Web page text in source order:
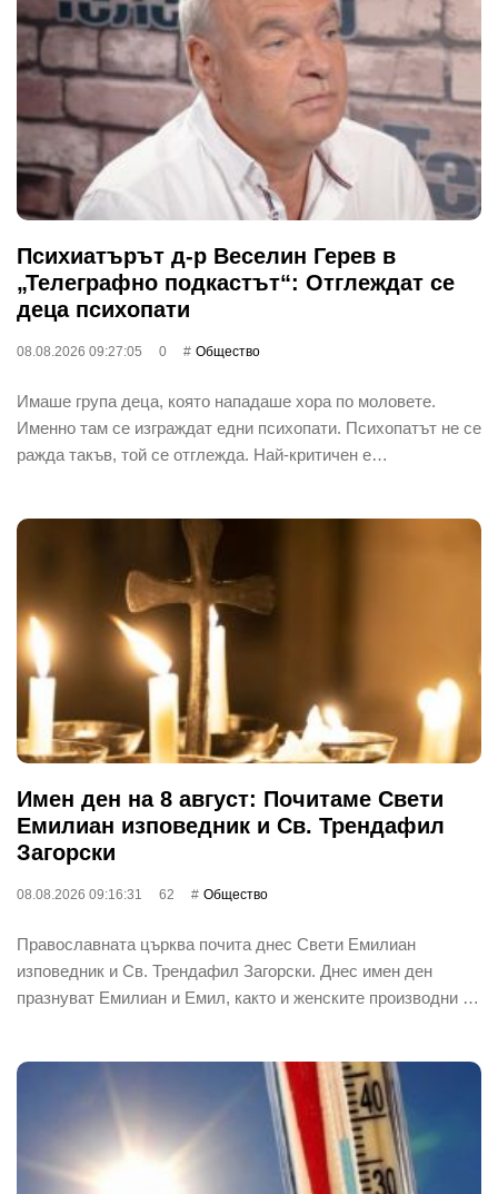
Психиатърът д-р Веселин Герев в
„Телеграфно подкастът“: Отглеждат се
деца психопати
08.08.2026 09:27:05 0 Общество
Имаше група деца, която нападаше хора по моловете.
Именно там се изграждат едни психопати. Психопатът не се
ражда такъв, той се отглежда. Най-критичен е…
Имен ден на 8 август: Почитаме Свети
Емилиан изповедник и Св. Трендафил
Загорски
08.08.2026 09:16:31 62 Общество
Православната църква почита днес Свети Емилиан
изповедник и Св. Трендафил Загорски. Днес имен ден
празнуват Емилиан и Емил, както и женските производни …